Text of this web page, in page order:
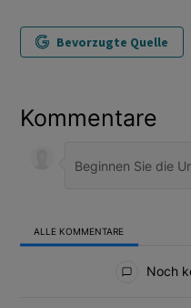
Bevorzugte Quelle
Kommentare
ALLE KOMMENTARE
Noch